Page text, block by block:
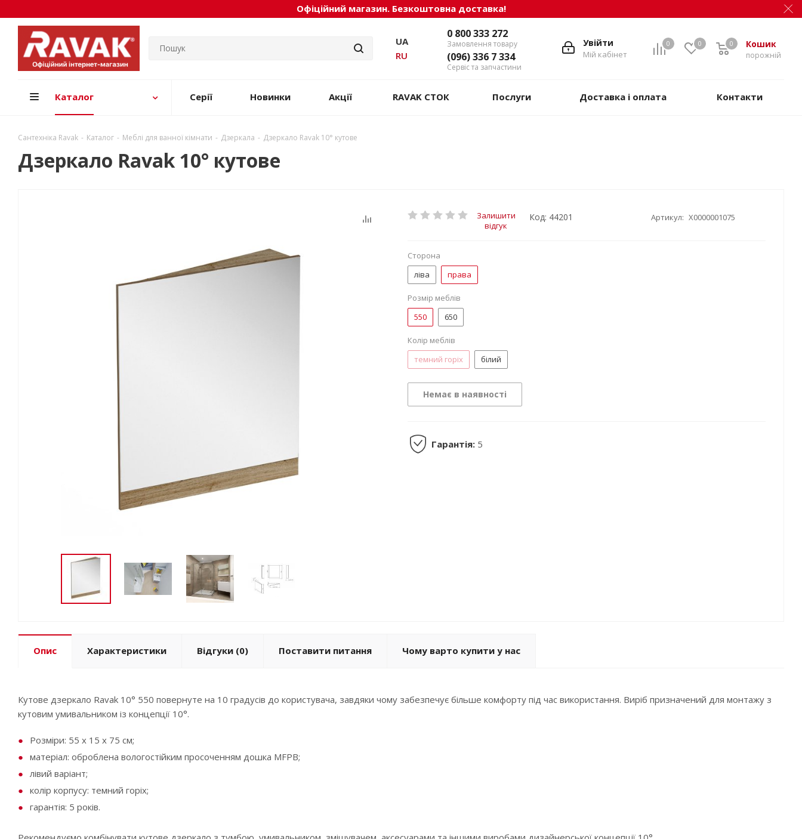
Офіційний магазин. Безкоштовна доставка!
0 0 Кошик
порожній
0
Увійти
Мій кабінет
0 800 333 272
Замовлення товару
(096) 336 7 334
Сервіс та запчастини
UA
RU
Каталог Серії Новинки Акції RAVAK СТОК Послуги Доставка і оплата Контакти
Сантехніка Ravak - Каталог - Меблі для ванної кімнати - Дзеркала - Дзеркало Ravak 10° кутове
Дзеркало Ravak 10° кутове
Залишити
відгук
Код: 44201 Артикул: X0000001075
Сторона
ліва
права
Розмір меблів
550
650
Колір меблів
темний горіх
білий
Немає в наявності
Гарантія: 5
Опис Характеристики Відгуки (0) Поставити питання Чому варто купити у нас
Кутове дзеркало Ravak 10° 550 повернуте на 10 градусів до користувача, завдяки чому забезпечує більше комфорту під час використання. Виріб призначений для монтажу з
кутовим умивальником із концепції 10°.
Розміри: 55 x 15 x 75 см;
матеріал: оброблена вологостійким просоченням дошка MFPB;
лівий варіант;
колір корпусу: темний горіх;
гарантія: 5 років.